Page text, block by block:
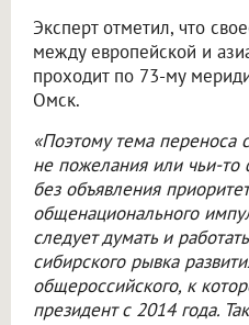
Эксперт отметил, что
между европейской и
проходит по 73-му
Омск.
«Поэтому тема переноса
не пожелания или чьи-то
без объявления
общенационального
следует думать и
сибирского рывка
общероссийского, к
президент с 2014 года.